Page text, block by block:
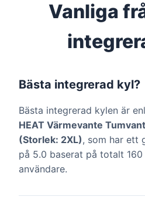
Vanliga
Bästa integrerad kyl?
Bästa integrerad kylen är
HEAT Värmevante
(Storlek: 2XL), som har ett
på 5.0 baserat på totalt
användare.